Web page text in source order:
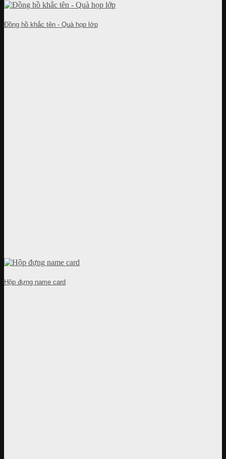
Đồng hồ khắc tên - Quà họp lớp
Hộp đựng name card